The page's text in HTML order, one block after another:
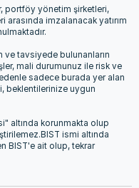
portföy yönetim şirketleri,
imzalanacak yatırım
tavsiyede bulunanların
mali durumunuz ile risk ve
sadece burada yer alan
beklentilerinize uygun
altında korunmakta olup
ismi altında
BIST'e ait olup, tekrar